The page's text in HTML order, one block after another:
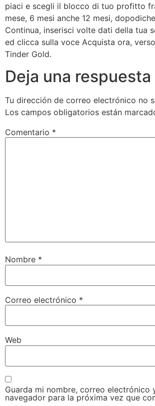
piaci e scegli il blocco di tuo profitto
mese, 6 mesi anche 12 mesi,
Continua, inserisci volte dati della tua
ed clicca sulla voce Acquista ora,
Tinder Gold.
Deja una respuesta
Tu dirección de correo electrónico no
Los campos obligatorios están
Comentario *
Nombre *
Correo electrónico *
Web
Guarda mi nombre, correo electrónico
navegador para la próxima vez que